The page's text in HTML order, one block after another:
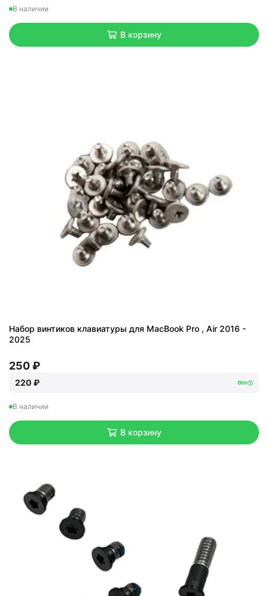
В наличии
В корзину
Набор винтиков клавиатуры для MacBook Pro , Air 2016 -
2025
250 ₽
220 ₽ Опт
В наличии
В корзину